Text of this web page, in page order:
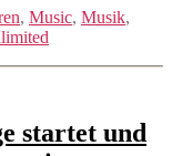
, Music, Musik,
startet und